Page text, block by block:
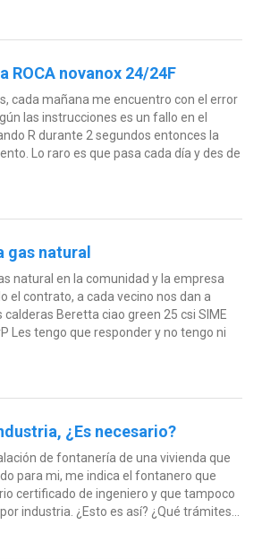
ROCA novanox 24/24F
cada mañana me encuentro con el error
las instrucciones es un fallo en el
R durante 2 segundos entonces la
Lo raro es que pasa cada día y des de
gas natural
natural en la comunidad y la empresa
el contrato, a cada vecino nos dan a
Beretta ciao green 25 csi SIME
Les tengo que responder y no tengo ni
¿Es necesario?
de fontanería de una vivienda que
para mi, me indica el fontanero que
certificado de ingeniero y que tampoco
industria. ¿Esto es así? ¿Qué trámites...